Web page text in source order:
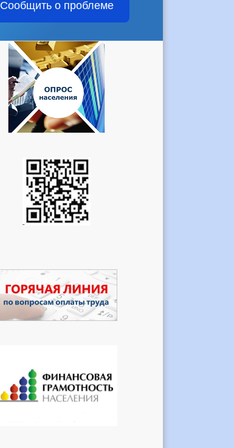
Сообщить о проблеме